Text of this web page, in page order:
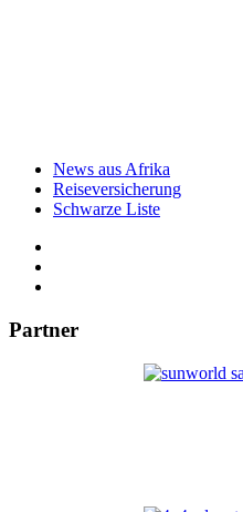
News aus Afrika
Reiseversicherung
Schwarze Liste
Partner